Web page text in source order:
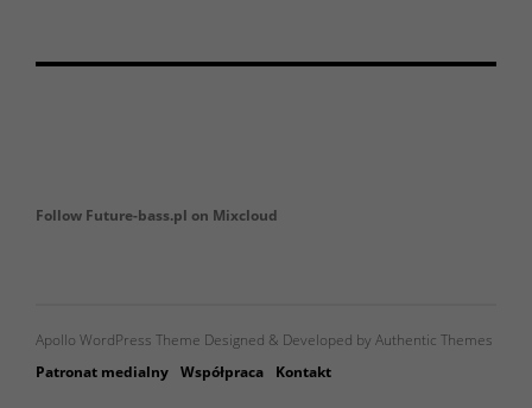
Follow Future-bass.pl on Mixcloud
Apollo WordPress Theme Designed & Developed by Authentic Themes
Patronat medialny Współpraca Kontakt